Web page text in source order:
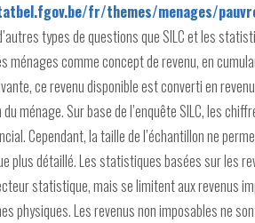
fr/themes/menages/
types de questions que SILC et les
ménages comme concept de revenu, en
ce revenu disponible est converti en
ménage. Sur base de l’enquête SILC, les
Cependant, la taille de l’échantillon ne
plus détaillé. Les statistiques basées sur les
statistique, mais se limitent aux revenus
physiques. Les revenus non imposables ne